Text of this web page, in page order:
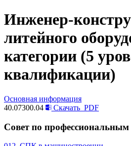
Инженер-
литейного
категории (5
квалификации)
Основная информация
40.07300.04
Скачать PDF
Совет по